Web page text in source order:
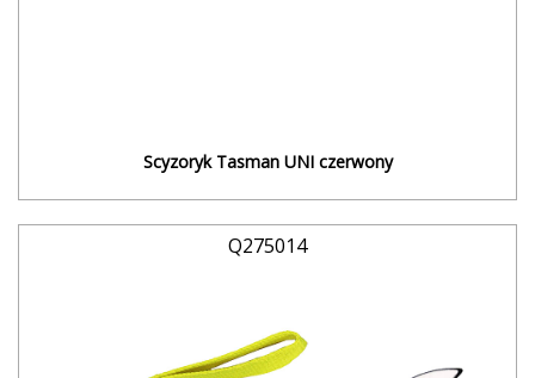
Scyzoryk Tasman UNI czerwony
Q275014